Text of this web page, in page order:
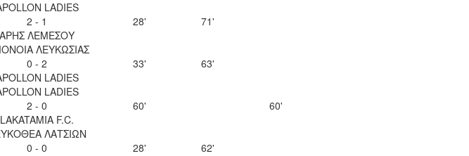
LADIES
2 - 1
ΑΡΗΣ ΛΕΜΕΣΟΥ
28' 71'
ΛΕΥΚΩΣΙΑΣ
0 - 2
LADIES
33'
63'
LADIES
2 - 0
LAKATAMIA F.C.
60'
60'
ΛΑΤΣΙΩΝ
0 - 0
28'
62'